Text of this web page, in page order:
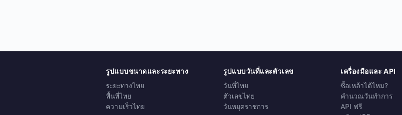
รูปแบบขนาดและระยะทาง
ระยะทางไทย
พื้นที่ไทย
ความเร็วไทย
รูปแบบวันที่และตัวเลข
วันที่ไทย
ตัวเลขไทย
วันหยุดราชการ
เครื่องมือและ API
ซื้อเหล้าได้ไหม?
คำนวณวันทำการ
API ฟรี